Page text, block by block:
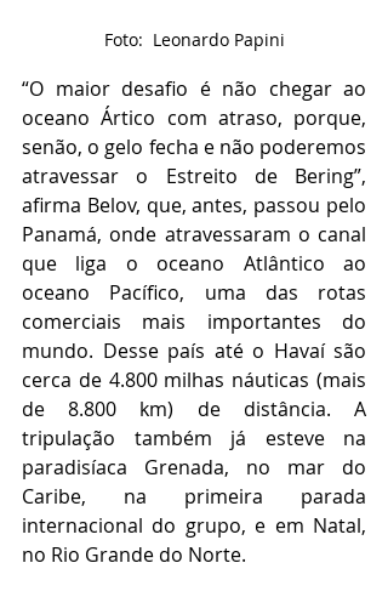
Foto:  Leonardo Papini
“O maior desafio é não chegar ao
oceano Ártico com atraso, porque,
senão, o gelo fecha e não poderemos
atravessar o Estreito de Bering”,
afirma Belov, que, antes, passou pelo
Panamá, onde atravessaram o canal
que liga o oceano Atlântico ao
oceano Pacífico, uma das rotas
comerciais mais importantes do
mundo. Desse país até o Havaí são
cerca de 4.800 milhas náuticas (mais
de 8.800 km) de distância. A
tripulação também já esteve na
paradisíaca Grenada, no mar do
Caribe, na primeira parada
internacional do grupo, e em Natal,
no Rio Grande do Norte.